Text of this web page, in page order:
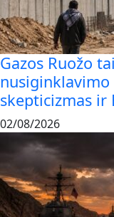
Gazos Ruožo
nusiginklavimo
skepticizmas ir
02/08/2026